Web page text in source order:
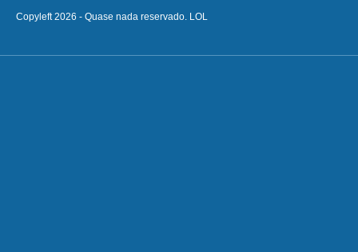
Copyleft 2026 - Quase nada reservado. LOL